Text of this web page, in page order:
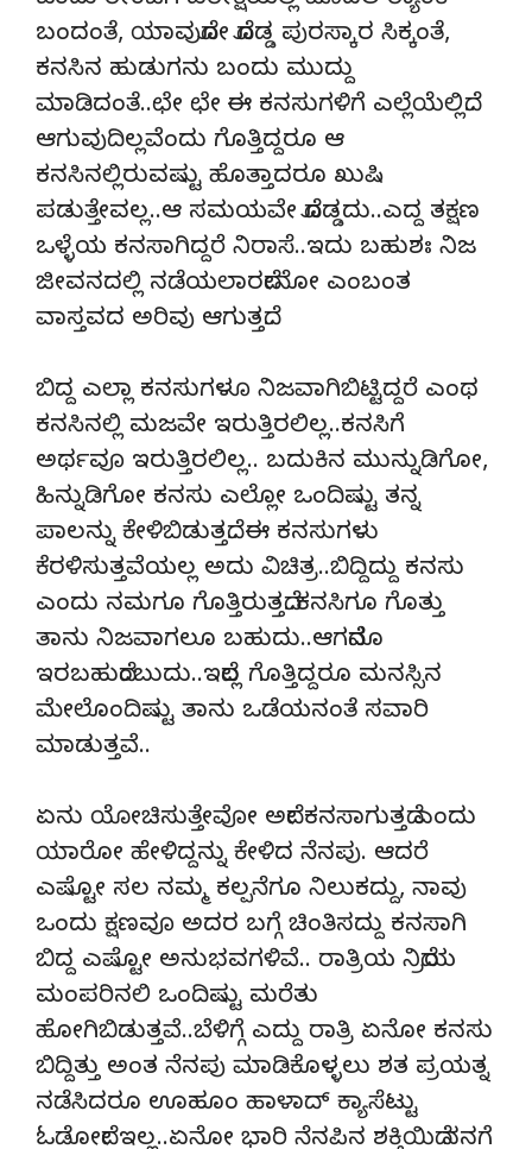
ಬಂದಂತೆ, ಯಾವುದೋ ದೊಡ್ಡ ಪುರಸ್ಕಾರ ಸಿಕ್ಕಂತೆ,
ಕನಸಿನ ಹುಡುಗನು ಬಂದು ಮುದ್ದು
ಮಾಡಿದಂತೆ..ಛೇ ಛೇ ಈ ಕನಸುಗಳಿಗೆ ಎಲ್ಲೆಯೆಲ್ಲಿದೆ..
ಆಗುವುದಿಲ್ಲವೆಂದು ಗೊತ್ತಿದ್ದರೂ ಆ
ಕನಸಿನಲ್ಲಿರುವಷ್ಟು ಹೊತ್ತಾದರೂ ಖುಷಿ
ಪಡುತ್ತೇವಲ್ಲ..ಆ ಸಮಯವೇ ದೊಡ್ಡದು..ಎದ್ದ ತಕ್ಷಣ
ಒಳ್ಳೆಯ ಕನಸಾಗಿದ್ದರೆ ನಿರಾಸೆ..ಇದು ಬಹುಶಃ ನಿಜ
ಜೀವನದಲ್ಲಿ ನಡೆಯಲಾರದೇನೋ ಎಂಬಂತ
ವಾಸ್ತವದ ಅರಿವು ಆಗುತ್ತದೆ..
ಬಿದ್ದ ಎಲ್ಲಾ ಕನಸುಗಳೂ ನಿಜವಾಗಿಬಿಟ್ಟಿದ್ದರೆ ಎಂಥ
ಕನಸಿನಲ್ಲಿ ಮಜವೇ ಇರುತ್ತಿರಲಿಲ್ಲ..ಕನಸಿಗೆ
ಅರ್ಥವೂ ಇರುತ್ತಿರಲಿಲ್ಲ.. ಬದುಕಿನ ಮುನ್ನುಡಿಗೋ,
ಹಿನ್ನುಡಿಗೋ ಕನಸು ಎಲ್ಲೋ ಒಂದಿಷ್ಟು ತನ್ನ
ಪಾಲನ್ನು ಕೇಳಿಬಿಡುತ್ತದೆ.. ಈ ಕನಸುಗಳು
ಕೆರಳಿಸುತ್ತವೆಯಲ್ಲ ಅದು ವಿಚಿತ್ರ..ಬಿದ್ದಿದ್ದು ಕನಸು
ಎಂದು ನಮಗೂ ಗೊತ್ತಿರುತ್ತದೆ..ಕನಸಿಗೂ ಗೊತ್ತು
ತಾನು ನಿಜವಾಗಲೂ ಬಹುದು..ಆಗದೆನೂ
ಇರಬಹುದೆಂಬುದು..ಇದೆಲ್ಲ ಗೊತ್ತಿದ್ದರೂ ಮನಸ್ಸಿನ
ಮೇಲೊಂದಿಷ್ಟು ತಾನು ಒಡೆಯನಂತೆ ಸವಾರಿ
ಮಾಡುತ್ತವೆ..
ಏನು ಯೋಚಿಸುತ್ತೇವೋ ಅದೇ ಕನಸಾಗುತ್ತದೆ ಎಂದು
ಯಾರೋ ಹೇಳಿದ್ದನ್ನು ಕೇಳಿದ ನೆನಪು. ಆದರೆ
ಎಷ್ಟೋ ಸಲ ನಮ್ಮ ಕಲ್ಪನೆಗೂ ನಿಲುಕದ್ದು, ನಾವು
ಒಂದು ಕ್ಷಣವೂ ಅದರ ಬಗ್ಗೆ ಚಿಂತಿಸದ್ದು ಕನಸಾಗಿ
ಬಿದ್ದ ಎಷ್ಟೋ ಅನುಭವಗಳಿವೆ.. ರಾತ್ರಿಯ ನಿದ್ರೆಯ
ಮಂಪರಿನಲಿ ಒಂದಿಷ್ಟು ಮರೆತು
ಹೋಗಿಬಿಡುತ್ತವೆ..ಬೆಳಿಗ್ಗೆ ಎದ್ದು ರಾತ್ರಿ ಏನೋ ಕನಸು
ಬಿದ್ದಿತ್ತು ಅಂತ ನೆನಪು ಮಾಡಿಕೊಳ್ಳಲು ಶತ ಪ್ರಯತ್ನ
ನಡೆಸಿದರೂ ಊಹೂಂ ಹಾಳಾದ್ ಕ್ಯಾಸೆಟ್ಟು
ಓಡೋದೇ ಇಲ್ಲ..ಏನೋ ಭಾರಿ ನೆನಪಿನ ಶಕ್ತಿಯಿದೆ ನನಗೆ